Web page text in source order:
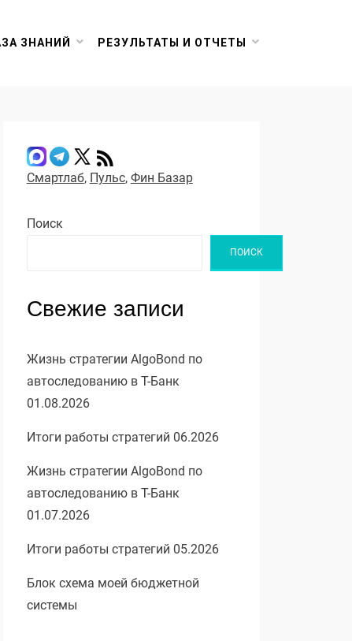
ЗНАНИЙ РЕЗУЛЬТАТЫ И ОТЧЕТЫ
Смартлаб, Пульс, Фин Базар
Поиск
ПОИСК
Свежие записи
Жизнь стратегии AlgoBond по
автоследованию в Т-Банк
01.08.2026
Итоги работы стратегий 06.2026
Жизнь стратегии AlgoBond по
автоследованию в Т-Банк
01.07.2026
Итоги работы стратегий 05.2026
Блок схема моей бюджетной
системы